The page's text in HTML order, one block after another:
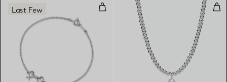
Loving Heart Armband mit zwei
Last Few